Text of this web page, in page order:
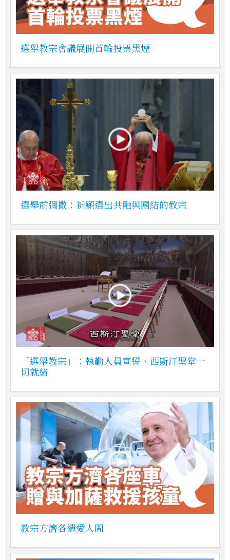
選舉教宗會議展開首輪投票黑煙
選舉前彌撒：祈願選出共融與團結的教宗
「選舉教宗」：執勤人員宣誓、西斯汀聖堂一
切就緒
教宗方濟各遺愛人間